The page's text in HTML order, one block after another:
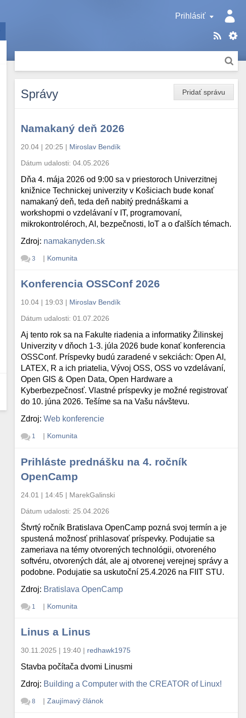
Prihlásiť
Pridať správu
Správy
Namakaný deň 2026
20.04 | 20:25 | Miroslav Bendík
Dátum udalosti:04.05.2026
Dňa 4. mája 2026 od 9:00 sa v priestoroch Univerzitnej
knižnice Technickej univerzity v Košiciach bude konať
namakaný deň, teda deň nabitý prednáškami a
workshopmi o vzdelávaní v IT, programovaní,
mikrokontroléroch, AI, bezpečnosti, IoT a o ďalších témach.
Zdroj: namakanyden.sk
3 | Komunita
Konferencia OSSConf 2026
10.04 | 19:03 | Miroslav Bendík
Dátum udalosti:01.07.2026
Aj tento rok sa na Fakulte riadenia a informatiky Žilinskej
Univerzity v dňoch 1-3. júla 2026 bude konať konferencia
OSSConf. Príspevky budú zaradené v sekciách: Open AI,
LATEX, R a ich priatelia, Vývoj OSS, OSS vo vzdelávaní,
Open GIS & Open Data, Open Hardware a
Kyberbezpečnosť. Vlastné príspevky je možné registrovať
do 10. júna 2026. Tešíme sa na Vašu návštevu.
Zdroj:Web konferencie
1 | Komunita
Prihláste prednášku na 4. ročník
OpenCamp
24.01 | 14:45 | MarekGalinski
Dátum udalosti: 25.04.2026
Štvrtý ročník Bratislava OpenCamp pozná svoj termín a je
spustená možnosť prihlasovať príspevky. Podujatie sa
zameriava na témy otvorených technológii, otvoreného
softvéru, otvorených dát, ale aj otvorenej verejnej správy a
podobne. Podujatie sa uskutoční 25.4.2026 na FIIT STU.
Zdroj: Bratislava OpenCamp
1 | Komunita
Linus a Linus
30.11.2025 | 19:40 | redhawk1975
Stavba počítača dvomi Linusmi
Zdroj: Building a Computer with the CREATOR of Linux!
8 | Zaujímavý článok